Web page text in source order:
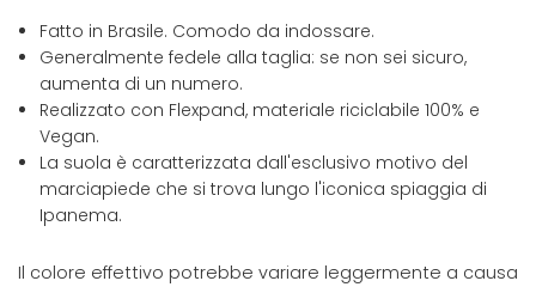
Fatto in Brasile. Comodo da indossare.
Generalmente fedele alla taglia: se non sei sicuro,
aumenta di un numero.
Realizzato con Flexpand, materiale riciclabile 100% e
Vegan.
La suola è caratterizzata dall'esclusivo motivo del
marciapiede che si trova lungo l'iconica spiaggia di
Ipanema.
Il colore effettivo potrebbe variare leggermente a causa